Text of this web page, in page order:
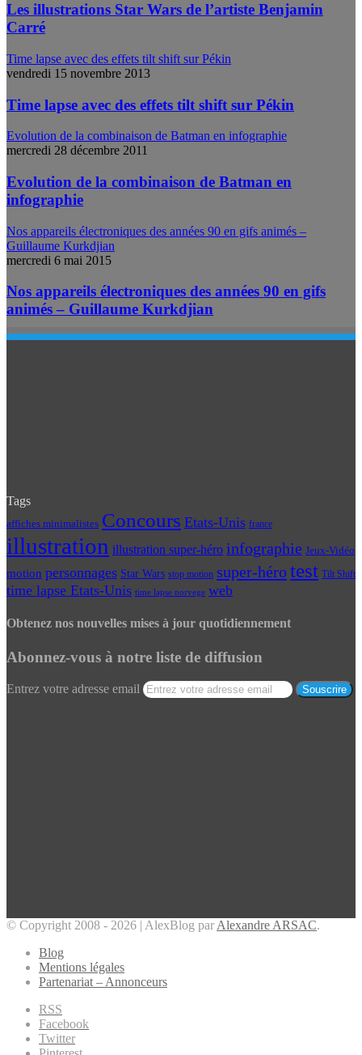
Les illustrations Star Wars de l’artiste Benjamin
Carré
Time lapse avec des effets tilt shift sur Pékin
vendredi 15 novembre 2013
Time lapse avec des effets tilt shift sur Pékin
Evolution de la combinaison de Batman en infographie
mercredi 28 décembre 2011
Evolution de la combinaison de Batman en
infographie
Nos appareils électroniques des années 90 en gifs animés –
Guillaume Kurkdjian
mercredi 6 mai 2015
Nos appareils électroniques des années 90 en gifs
animés – Guillaume Kurkdjian
Tags
affiches minimalistes Concours Etats-Unis france
illustration illustration super-héro infographie Jeux-Vidéo
motion personnages Star Wars stop motion super-hérotest Tilt Shift
time lapse Etats-Unis time lapse norvege web
Obtenez nos nouvelles mises à jour quotidiennement
Abonnez-vous à notre liste de diffusion
Entrez votre adresse email
© Copyright 2008 - 2026 | AlexBlog par Alexandre ARSAC.
Blog
Mentions légales
Partenariat – Annonceurs
RSS
Facebook
Twitter